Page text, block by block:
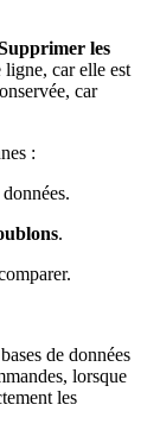
les
car elle est
car
:
.
de données
lorsque
les